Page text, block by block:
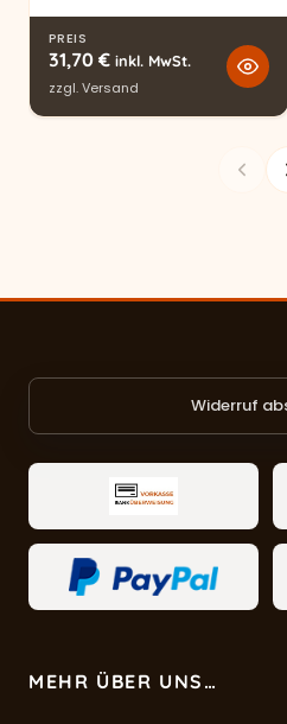
PREIS
31,70 € inkl. MwSt.
zzgl.Versand
Widerruf
MEHR ÜBER UNS…